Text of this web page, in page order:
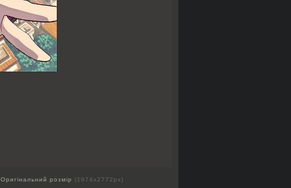
Оригінальний розмір (1974x2772px)